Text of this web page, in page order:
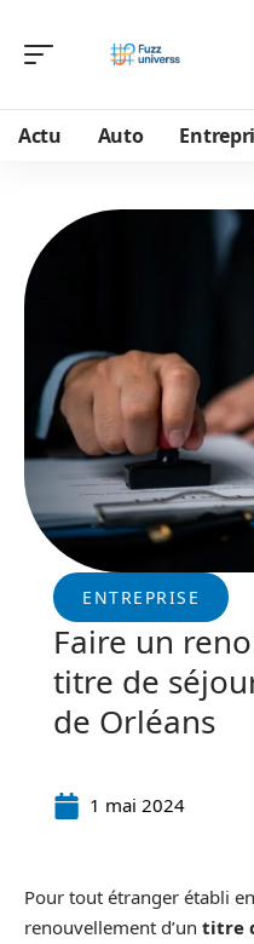
Actu Auto
ENTREPRISE
Faire un
titre de
de Orléans
1 mai 2024
Pour tout étranger établi
renouvellement d’un titre